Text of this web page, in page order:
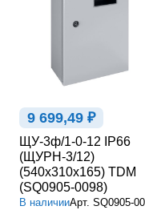
9 699,49 ₽
ЩУ-3ф/1-0-12 IP66
(ЩУРН-3/12)
(540х310х165) TDM
(SQ0905-0098)
В наличииАрт. SQ0905-